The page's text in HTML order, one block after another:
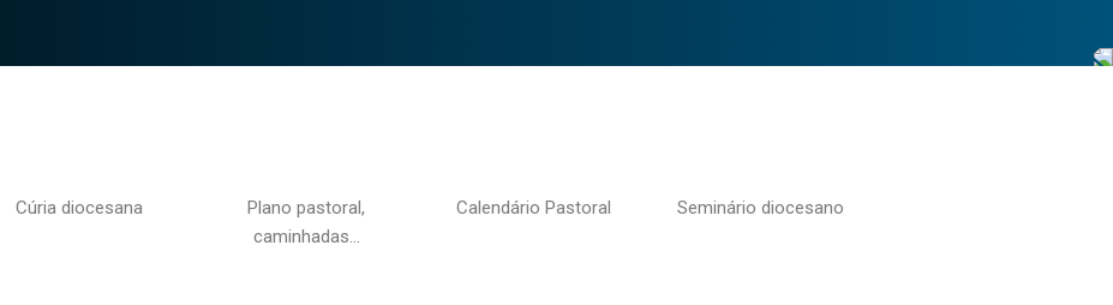
Cúria diocesana
Plano pastoral,
caminhadas…
Calendário Pastoral Seminário diocesano